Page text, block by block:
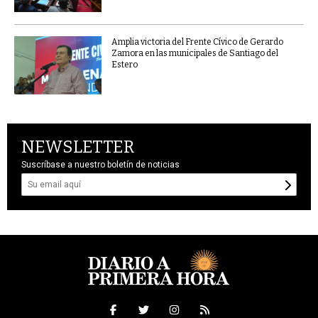
Amplia victoria del Frente Cívico de Gerardo
Zamora en las municipales de Santiago del
Estero
NEWSLETTER
Suscríbase a nuestro boletín de noticias